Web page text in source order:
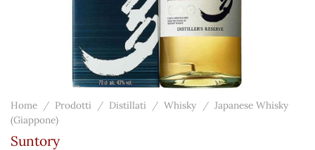
Home / Prodotti / Distillati / Whisky / Japanese Whisky
(Giappone)
Suntory